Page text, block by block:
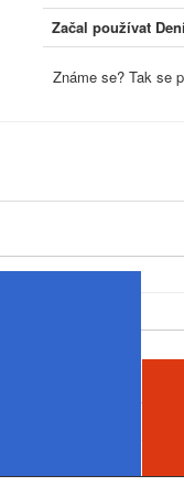
Začal používat
Známe se? Tak se